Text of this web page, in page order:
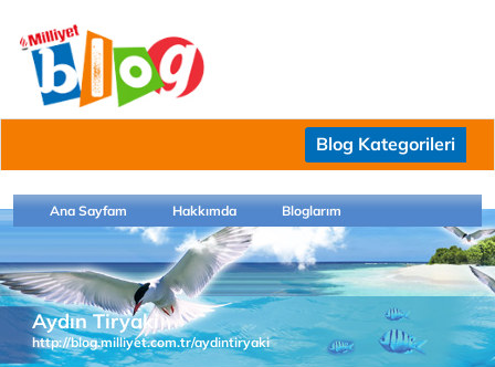
Blog Kategorileri
Ana Sayfam Hakkımda Bloglarım
Aydın Tiryaki
http://blog.milliyet.com.tr/aydintiryaki